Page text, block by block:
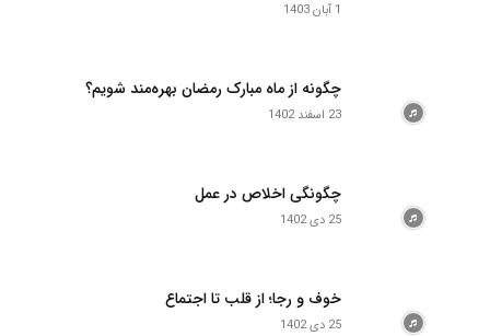
1 آبان 1403
چگونه از ماه مبارک رمضان بهره‌مند شویم؟
23 اسفند 1402
چگونگی اخلاص در عمل
25 دی 1402
خوف و رجا؛ از قلب تا اجتماع
25 دی 1402